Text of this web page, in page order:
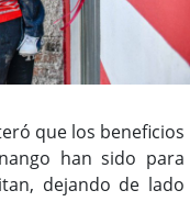
que los beneficios
han sido para
dejando de lado